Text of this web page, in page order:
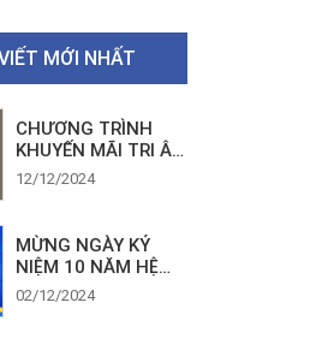
MỚI NHẤT
CHƯƠNG TRÌNH
KHUYẾN MÃI TRI ÂN
KHÁCH HÀNG CUỐI
NĂM
12/12/2024
MỪNG NGÀY KỶ
NIỆM 10 NĂM HỆ
THỐNG NHA KHOA
PARI’S BÌNH DƯƠNG
02/12/2024